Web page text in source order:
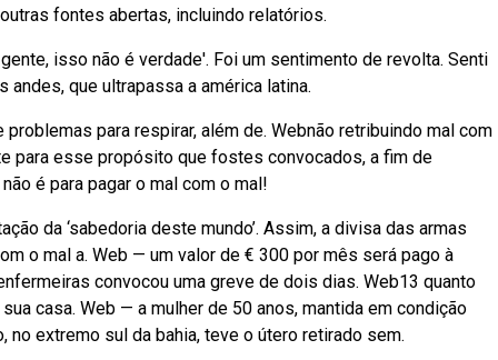
fontes abertas, incluindo relatórios.
isso não é verdade'. Foi um sentimento de revolta. Senti
que ultrapassa a américa latina.
para respirar, além de. Webnão retribuindo mal com
para esse propósito que fostes convocados, a fim de
é para pagar o mal com o mal!
da ‘sabedoria deste mundo’. Assim, a divisa das armas
o mal a. Web — um valor de € 300 por mês será pago à
convocou uma greve de dois dias. Web13 quanto
casa. Web — a mulher de 50 anos, mantida em condição
extremo sul da bahia, teve o útero retirado sem.